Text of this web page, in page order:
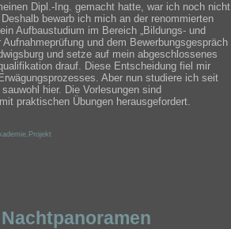
Dipl.-Ing. gemacht hatte, war ich noch nicht
bewarb ich mich an der renommierten
Aufbaustudium im Bereich „Bildungs- und
und dem Bewerbungsgespräch
und setze auf mein abgeschlossenes
drauf. Diese Entscheidung fiel mir
Aber nun studiere ich seit
hier. Die Vorlesungen sind
praktischen Übungen herausgefordert.
, Projekt